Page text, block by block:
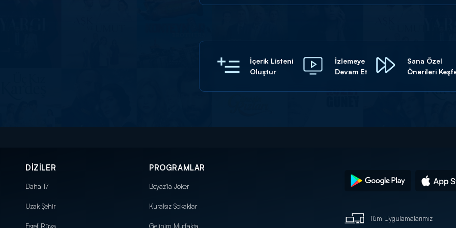
İçerik Listeni
Oluştur
İzlemeye
Devam Et
Sana Özel
Önerileri
DİZİLER
Daha 17
Uzak Şehir
Eşref Rüya
PROGRAMLAR
Beyaz'la Joker
Kuralsız Sokaklar
Gelinim Mutfakta
Tüm Uygulamalarımız